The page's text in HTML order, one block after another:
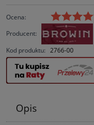
Ocena:
Producent:
Kod produktu: 2766-00
Opis